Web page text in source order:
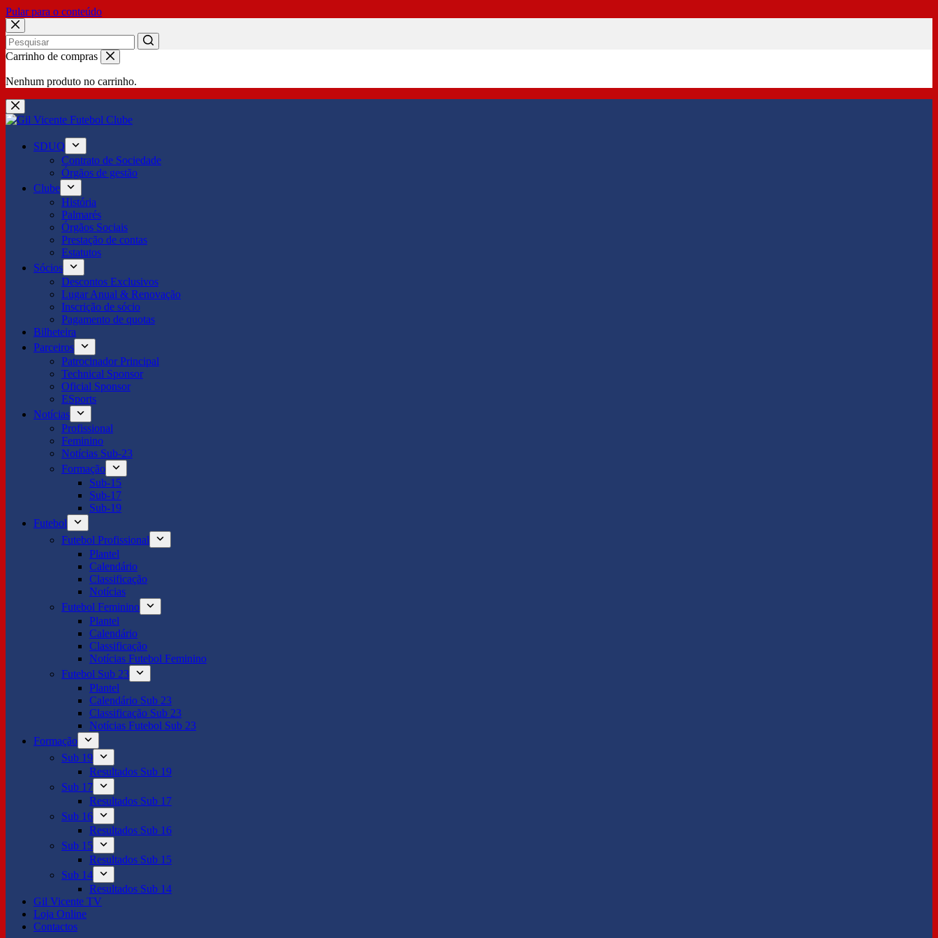
Pular para o conteúdo
No
Carrinho de compras
Nenhum produto no carrinho.
SDUQ
Contrato de Sociedade
Órgãos de gestão
Clube
História
Palmarés
Órgãos Sociais
Prestação de contas
Estatutos
Sócios
Descontos Exclusivos
Lugar Anual & Renovação
Inscrição de sócio
Pagamento de quotas
Bilheteira
Parceiros
Patrocinador Principal
Technical Sponsor
Oficial Sponsor
ESports
Notícias
Profissional
Feminino
Notícias Sub-23
Formação
Sub-15
Sub-17
Sub-19
Futebol
Futebol Profissional
Plantel
Calendário
Classificação
Notícias
Futebol Feminino
Plantel
Calendário
Classificação
Notícias Futebol Feminino
Futebol Sub 23
Plantel
Calendário Sub 23
Classificação Sub 23
Notícias Futebol Sub 23
Formação
Sub 19
Resultados Sub 19
Sub 17
Resultados Sub 17
Sub 16
Resultados Sub 16
Sub 15
Resultados Sub 15
Sub 14
Resultados Sub 14
Gil Vicente TV
Loja Online
Contactos